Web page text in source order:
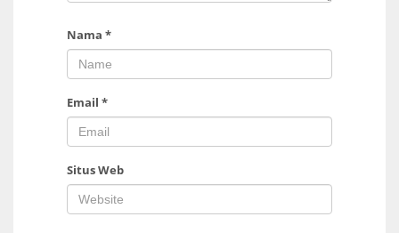
Nama *
Email *
Situs Web